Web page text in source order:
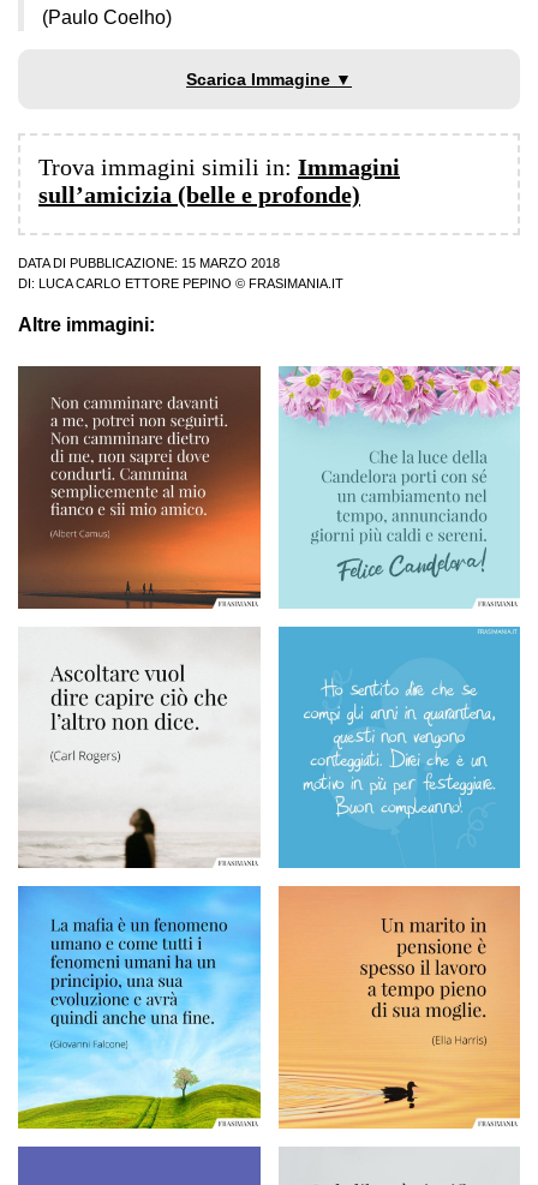
(Paulo Coelho)
Scarica Immagine ▼
Trova immagini simili in: Immagini
sull’amicizia (belle e profonde)
DATA DI PUBBLICAZIONE: 15 MARZO 2018
DI:
LUCA CARLO ETTORE PEPINO © FRASIMANIA.IT
Altre immagini: